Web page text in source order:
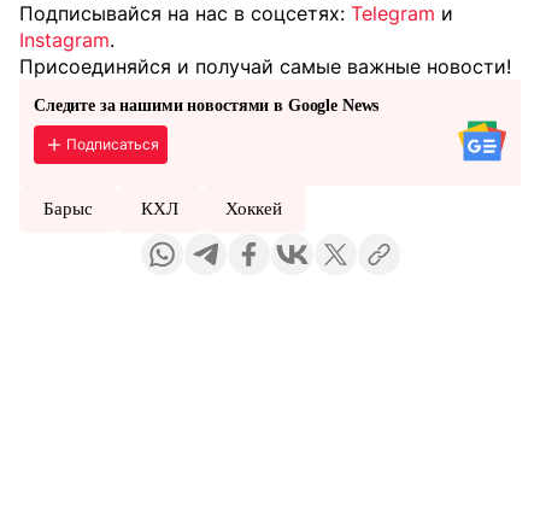
Подписывайся на нас в соцсетях: Telegram и
Instagram.
Присоединяйся и получай самые важные новости!
Следите за нашими новостями в Google News
Подписаться
Барыс КХЛ Хоккей